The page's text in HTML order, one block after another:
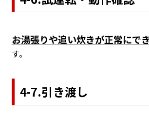
お湯張りや追い炊きが正常にで
す。
4-7.引き渡し